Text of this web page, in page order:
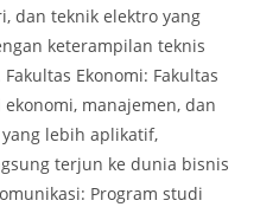
dan teknik elektro yang
keterampilan teknis
Ekonomi: Fakultas
manajemen, dan
lebih aplikatif,
terjun ke dunia bisnis
Program studi